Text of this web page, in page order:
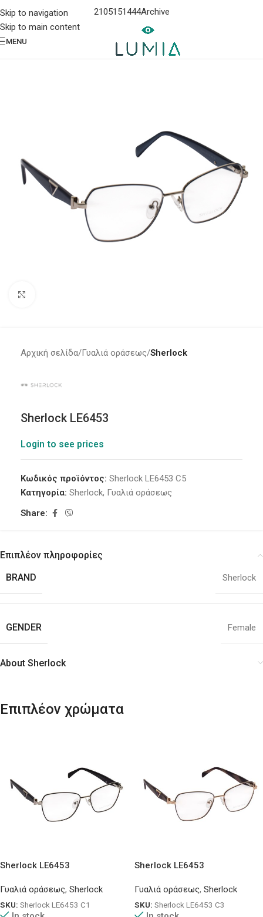
Skip to navigation
Skip to main content
2105151444Archive
MENU
Αρχική σελίδα Γυαλιά οράσεως Sherlock
Sherlock LE6453
Login to see prices
Κωδικός προϊόντος: Sherlock LE6453 C5
Κατηγορία: Sherlock, Γυαλιά οράσεως
Share:
Επιπλέον πληροφορίες
BRAND
Sherlock
GENDER Female
About Sherlock
Επιπλέον χρώματα
Sherlock LE6453
Γυαλιά οράσεως, Sherlock
SKU: Sherlock LE6453 C1
Sherlock LE6453
Γυαλιά οράσεως, Sherlock
SKU: Sherlock LE6453 C3